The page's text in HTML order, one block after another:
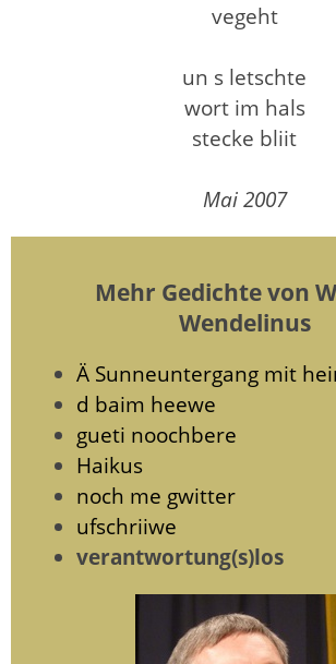
vegeht
un s letschte
wort im hals
stecke bliit
Mai 2007
Mehr Gedichte von
Wendelinus
Ä Sunneuntergang mit
d baim heewe
gueti noochbere
Haikus
noch me gwitter
ufschriiwe
verantwortung(s)los